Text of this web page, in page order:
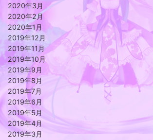
2020年3月
2020年2月
2020年1月
2019年12月
2019年11月
2019年10月
2019年9月
2019年8月
2019年7月
2019年6月
2019年5月
2019年4月
2019年3月